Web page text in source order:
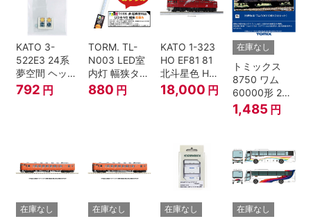
KATO 3-
522E3 24系
夢空間 ヘッド
マーク 4種各1
792 円
TORM. TL-
N003 LED室
内灯 幅狭タイ
プ・電球色 1
本 鉄道模型
880 円
KATO 1-323
HO EF81 81
北斗星色 HO
ゲージ
18,000 円
在庫なし
トミックス
8750 ワム
60000形 2両
セット Nゲー
ジ
1,485 円
在庫なし 在庫なし 在庫なし 在庫なし